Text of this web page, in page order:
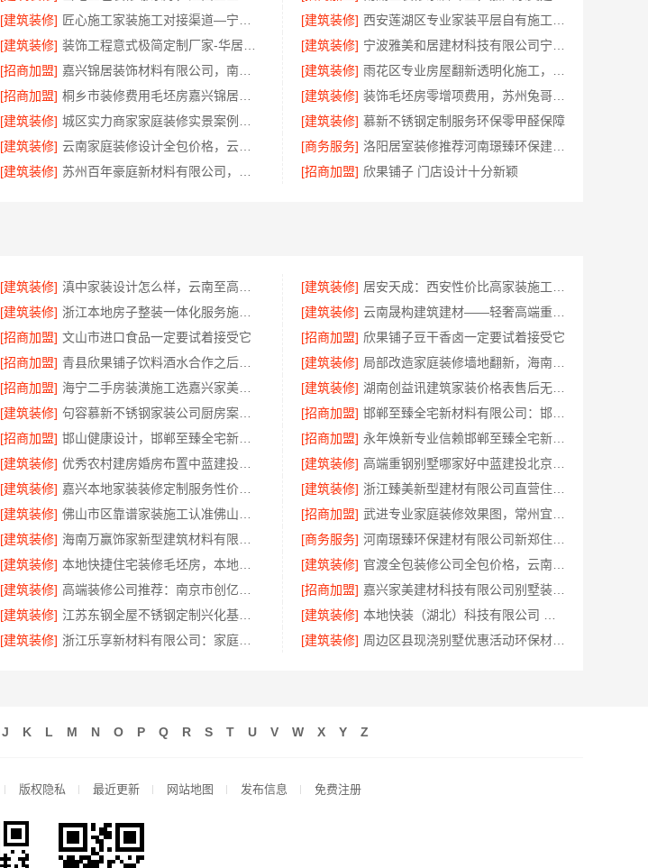
[建筑装修] [建筑装修]
[建筑装修] [建筑装修]
[招商加盟] [建筑装修]
[招商加盟] [建筑装修]
装饰毛坯房零增项费用，苏州兔哥哥智装新材料透明预算无套路
[建筑装修] [建筑装修] 慕新不锈钢定制服务环保零甲醛保障
[建筑装修] [商务服务]
洛阳居室装修推荐河南璟臻环保建材有限公司一站式服务
[建筑装修] [招商加盟] 欣果铺子 门店设计十分新颖
[建筑装修] [建筑装修]
[建筑装修] [建筑装修]
云南晟构建筑建材——轻奢高端重钢住宅本地维保
[招商加盟] 文山市进口食品一定要试着接受它 [招商加盟] 欣果铺子豆干香卤一定要试着接受它
[招商加盟] [建筑装修]
局部改造家庭装修墙地翻新，海南万赢饰家新型建筑材料有限公司
[招商加盟] [建筑装修]
湖南创益讯建筑家装价格表售后无忧更安心
[建筑装修] [招商加盟]
邯郸至臻全宅新材料有限公司：邯山健康设计引领家居新风尚
[招商加盟] [招商加盟]
永年焕新专业信赖邯郸至臻全宅新材料有限公司
[建筑装修] [建筑装修]
[建筑装修] [建筑装修]
浙江臻美新型建材有限公司直营住宅装修设计施工婚房
[建筑装修] [招商加盟]
[建筑装修] [商务服务]
河南璟臻环保建材有限公司新郑住宅装修靠谱吗
[建筑装修] [建筑装修]
官渡全包装修公司全包价格，云南至高新型建材有限公司闭口合同
[建筑装修] [招商加盟]
嘉兴家美建材科技有限公司别墅装修报价
[建筑装修] [建筑装修]
[建筑装修] [建筑装修] 周边区县现浇别墅优惠活动环保材料-重庆御墅建筑材料有限公司
J K L M N O P Q R S T U V W X Y Z
版权隐私 最近更新 网站地图 发布信息 免费注册